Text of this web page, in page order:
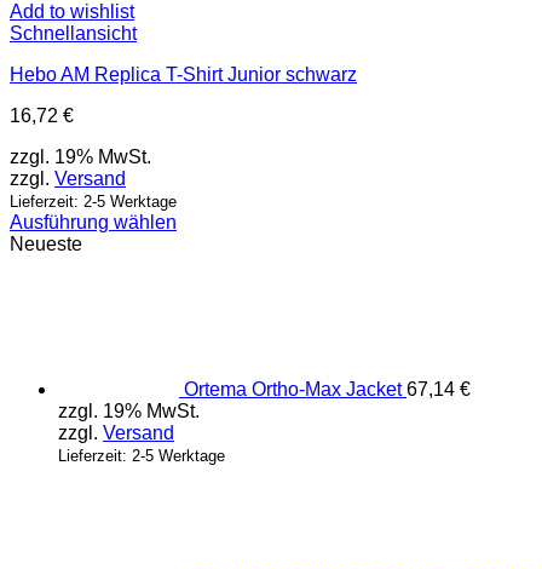
Add to wishlist
Schnellansicht
Hebo AM Replica T-Shirt Junior schwarz
16,72 €
zzgl. 19% MwSt.
zzgl. Versand
Lieferzeit: 2-5 Werktage
Ausführung wählen
Dieses
Optionen
können
Neueste
Ortema Ortho-Max Jacket 67,14 €
zzgl. 19% MwSt.
zzgl. Versand
Lieferzeit: 2-5 Werktage